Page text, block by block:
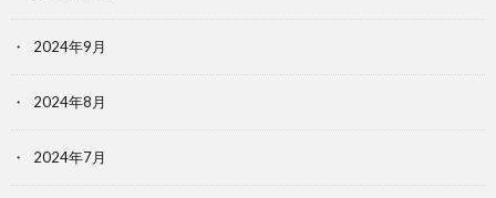
2024年9月
2024年8月
2024年7月